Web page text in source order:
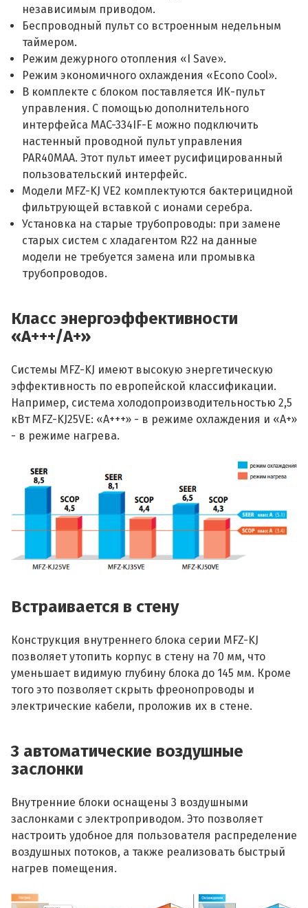
независимым приводом.
Беспроводный пульт со встроенным недельным
таймером.
Режим дежурного отопления «I Save».
Режим экономичного охлаждения «Econo Cool».
В комплекте с блоком поставляется ИК-пульт
управления. С помощью дополнительного
интерфейса MAC-334IF-E можно подключить
настенный проводной пульт управления
PAR40MAA. Этот пульт имеет русифицированный
пользовательский интерфейс.
Модели MFZ-KJ VE2 комплектуются бактерицидной
фильтрующей вставкой с ионами серебра.
Установка на старые трубопроводы: при замене
старых систем с хладагентом R22 на данные
модели не требуется замена или промывка
трубопроводов.
Класс энергоэффективности
«А+++/A+»
Системы MFZ-KJ имеют высокую энергетическую
эффективность по европейской классификации.
Например, система холодопроизводительностью 2,5
кВт MFZ-KJ25VE: «А+++» - в режиме охлаждения и «A+»
- в режиме нагрева.
Встраивается в стену
Конструкция внутреннего блока серии MFZ-KJ
позволяет утопить корпус в стену на 70 мм, что
уменьшает видимую глубину блока до 145 мм. Кроме
того это позволяет скрыть фреонопроводы и
электрические кабели, проложив их в стене.
3 автоматические воздушные
заслонки
Внутренние блоки оснащены 3 воздушными
заслонками с электроприводом. Это позволяет
настроить удобное для пользователя распределение
воздушных потоков, а также реализовать быстрый
нагрев помещения.